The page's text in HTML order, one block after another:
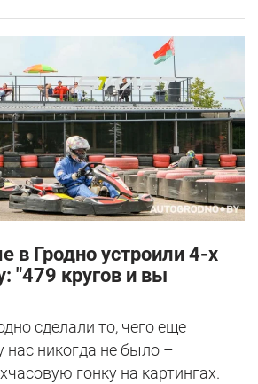
в Гродно устроили 4-х
"479 кругов и вы
сделали то, чего еще
нас никогда не было –
гонку на картингах.